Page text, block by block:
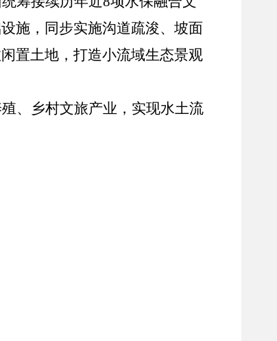
施，同步实施沟道疏浚、坡面
置土地，打造小流域生态景观
、乡村文旅产业，实现水土流